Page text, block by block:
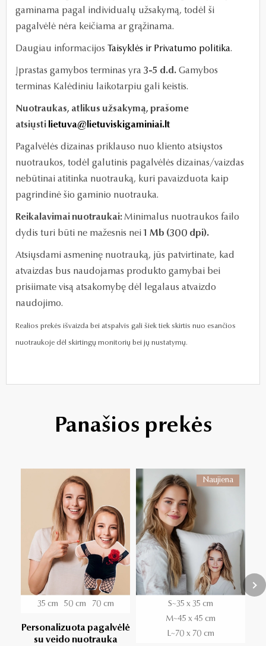
gaminama pagal individualų užsakymą, todėl ši
pagalvėlė nėra keičiama ar grąžinama.
Daugiau informacijos Taisyklės ir Privatumo politika.
Įprastas gamybos terminas yra 3-5 d.d. Gamybos
terminas Kalėdiniu laikotarpiu gali keistis.
Nuotraukas, atlikus užsakymą, prašome
atsiųsti lietuva@lietuviskigaminiai.lt
Pagalvėlės dizainas priklauso nuo kliento atsiųstos
nuotraukos, todėl galutinis pagalvėlės dizainas/vaizdas
nebūtinai atitinka nuotrauką, kuri pavaizduota kaip
pagrindinė šio gaminio nuotrauka.
Reikalavimai nuotraukai: Minimalus nuotraukos failo
dydis turi būti ne mažesnis nei 1 Mb (300 dpi).
Atsiųsdami asmeninę nuotrauką, jūs patvirtinate, kad
atvaizdas bus naudojamas produkto gamybai bei
prisiimate visą atsakomybę dėl legalaus atvaizdo
naudojimo.
Realios prekės išvaizda bei atspalvis gali šiek tiek skirtis nuo esančios
nuotraukoje dėl skirtingų monitorių bei jų nustatymų.
Panašios prekės
35 cm 50 cm 70 cm
Personalizuota pagalvėlė
su veido nuotrauka
Naujiena
S~35 x 35 cm
M~45 x 45 cm
L~70 x 70 cm